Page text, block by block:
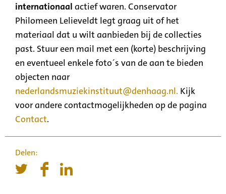
internationaal actief waren. Conservator
Philomeen Lelieveldt legt graag uit of het
materiaal dat u wilt aanbieden bij de collecties
past. Stuur een mail met een (korte) beschrijving
en eventueel enkele foto´s van de aan te bieden
objecten naar
nederlandsmuziekinstituut@denhaag.nl. Kijk
voor andere contactmogelijkheden op de pagina
Contact.